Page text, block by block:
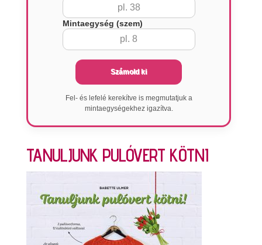
Mintaegység (szem)
Számold ki
Fel- és lefelé kerekítve is megmutatjuk a
mintaegységekhez igazítva.
TANULJUNK PULÓVERT KÖTNI